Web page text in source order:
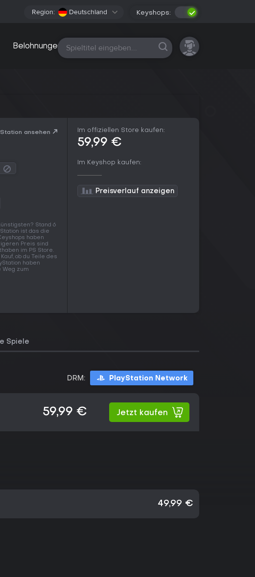
Region: Deutschland Keyshops:
Belohnungen Alle Plattformen
ansehen
Stand 6
ist das die
haben
Preis sind
im PS Store.
ob du Teile des
haben
Weg zum
Im offiziellen Store kaufen:
59,99 €
Im Keyshop kaufen:
Preisverlauf anzeigen
Spiele
DRM: PlayStation Network
59,99 € Jetzt kaufen
49,99 €